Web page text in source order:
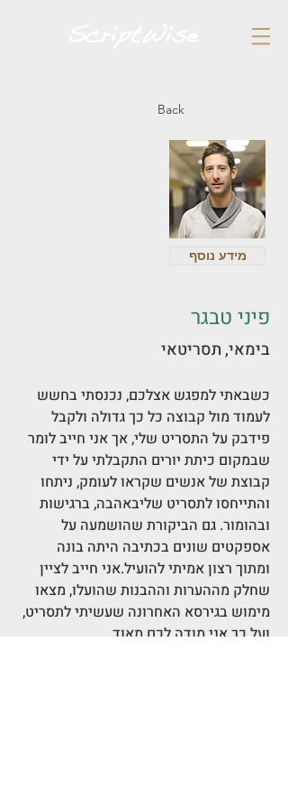
Back
מידע נוסף
פיני טבגר
בימאי, תסריטאי
כשבאתי למפגש אצלכם, נכנסתי בחשש
לעמוד מול קבוצה כל כך גדולה ולקבל
פידבק על התסריט שלי, אך אני חייב לומר
שבמקום כיתת יורים התקבלתי על ידי
קבוצת של אנשים שקראו לעומק, ניתחו
והתייחסו לתסריט שליבאהבה, ברגישות
ובהומור. גם הביקורת שהושמעה על
אספקטים שונים בכתיבה היתה בונה
ומתוך רצון אמיתי להועיל.אני חייב לציין
שחלק מההערות וההבנות שהועלו, מצאו
מימוש בגירסא האחרונה שעשיתי לתסריט,
ועל כך אני מודה לכם מאוד.